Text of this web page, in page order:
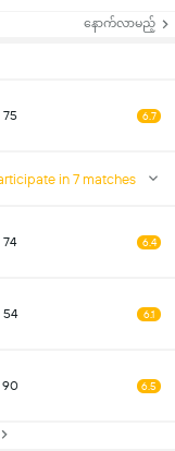
နောက်လာမည့်
75 6.7
in 7 matches
74 6.4
54 6.1
90 6.5